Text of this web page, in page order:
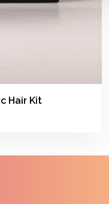
Hair Kit